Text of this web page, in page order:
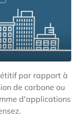
par rapport à
de carbone ou
d'applications